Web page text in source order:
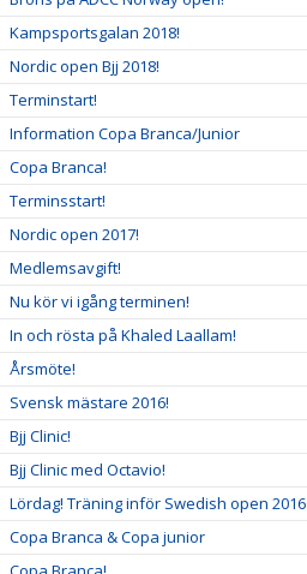
Kampsportsgalan 2018!
Nordic open Bjj 2018!
Terminstart!
Information Copa Branca/Junior
Copa Branca!
Terminsstart!
Nordic open 2017!
Medlemsavgift!
Nu kör vi igång terminen!
In och rösta på Khaled Laallam!
Årsmöte!
Svensk mästare 2016!
Bjj Clinic!
Bjj Clinic med Octavio!
Lördag! Träning inför Swedish open 2016
Copa Branca & Copa junior